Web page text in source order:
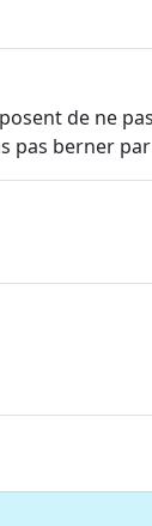
de ne
berner